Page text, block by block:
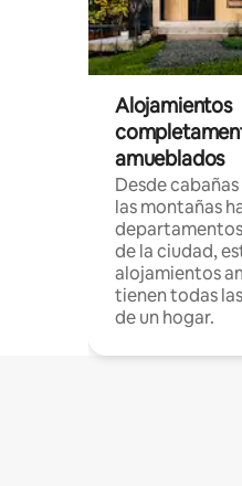
Alojamientos
amueblados
Desde
las montañas
de la ciudad,
alojamientos
tienen todas
de un hogar.